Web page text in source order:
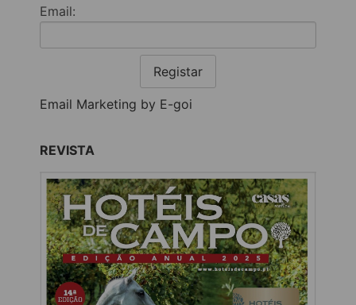
Email:
Registar
Email Marketing by E-goi
REVISTA